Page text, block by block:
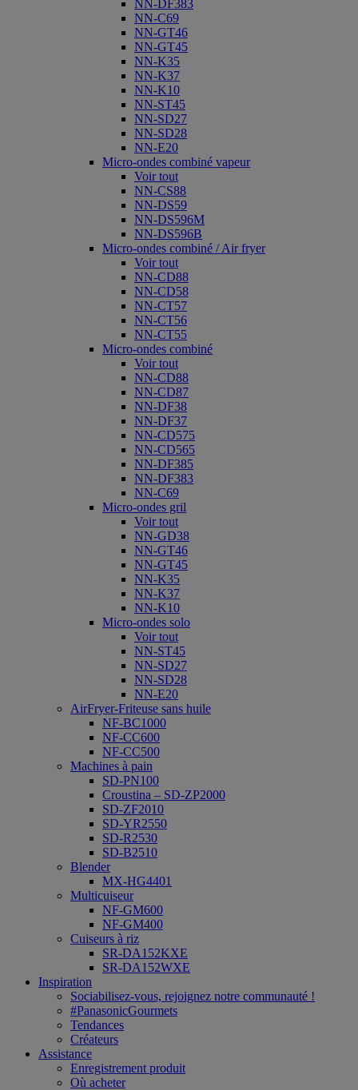
NN-DF383
NN-C69
NN-GT46
NN-GT45
NN-K35
NN-K37
NN-K10
NN-ST45
NN-SD27
NN-SD28
NN-E20
Micro-ondes combiné vapeur
Voir tout
NN-CS88
NN-DS59
NN-DS596M
NN-DS596B
Micro-ondes combiné / Air fryer
Voir tout
NN-CD88
NN-CD58
NN-CT57
NN-CT56
NN-CT55
Micro-ondes combiné
Voir tout
NN-CD88
NN-CD87
NN-DF38
NN-DF37
NN-CD575
NN-CD565
NN-DF385
NN-DF383
NN-C69
Micro-ondes gril
Voir tout
NN-GD38
NN-GT46
NN-GT45
NN-K35
NN-K37
NN-K10
Micro-ondes solo
Voir tout
NN-ST45
NN-SD27
NN-SD28
NN-E20
AirFryer-Friteuse sans huile
NF-BC1000
NF-CC600
NF-CC500
Machines à pain
SD-PN100
Croustina – SD-ZP2000
SD-ZF2010
SD-YR2550
SD-R2530
SD-B2510
Blender
MX-HG4401
Multicuiseur
NF-GM600
NF-GM400
Cuiseurs à riz
SR-DA152KXE
SR-DA152WXE
Inspiration
Sociabilisez-vous, rejoignez notre communauté !
#PanasonicGourmets
Tendances
Créateurs
Assistance
Enregistrement produit
Où acheter